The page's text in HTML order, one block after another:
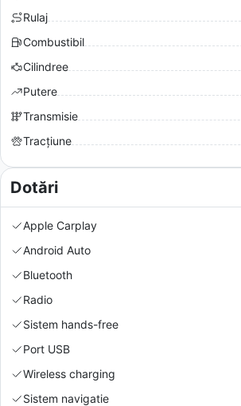
Rulaj
Combustibil
Cilindree
Putere
Transmisie
Tracțiune
Dotări
Apple Carplay
Android Auto
Bluetooth
Radio
Sistem hands-free
Port USB
Wireless charging
Sistem navigatie